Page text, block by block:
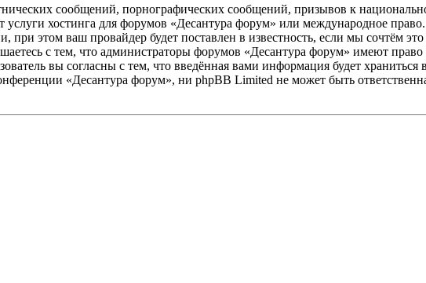
сообщений, порнографических сообщений, призывов к
услуги хостинга для форумов «Десантура форум» или международное
этом ваш провайдер будет поставлен в известность, если мы сочтём
с тем, что администраторы форумов «Десантура форум» имеют право
вы согласны с тем, что введённая вами информация будет храниться
«Десантура форум», ни phpBB Limited не может быть